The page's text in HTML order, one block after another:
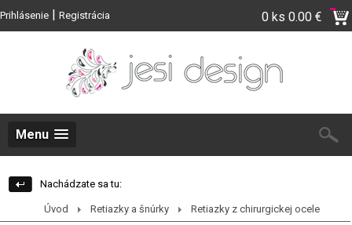
Prihlásenie | Registrácia 0 ks 0.00 €
Menu
Nachádzate sa tu:
Úvod Retiazky a šnúrky Retiazky z chirurgickej ocele